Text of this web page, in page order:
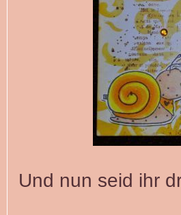
Und nun seid ihr